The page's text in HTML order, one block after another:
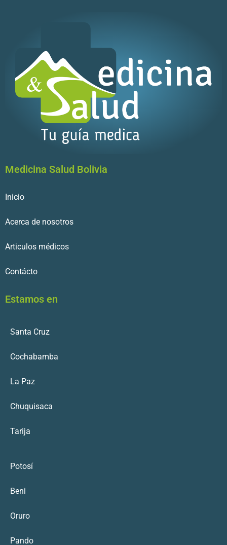
Medicina Salud Bolivia
Inicio
Acerca de nosotros
Articulos médicos
Contácto
Estamos en
Santa Cruz
Cochabamba
La Paz
Chuquisaca
Tarija
Potosí
Beni
Oruro
Pando